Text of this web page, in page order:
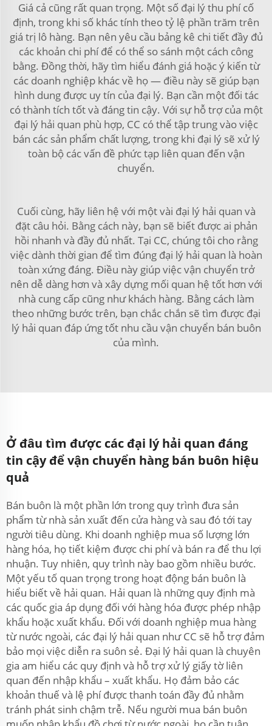
Giá cả cũng rất quan trọng. Một số đại lý thu phí cố
định, trong khi số khác tính theo tỷ lệ phần trăm trên
giá trị lô hàng. Bạn nên yêu cầu bảng kê chi tiết đầy đủ
các khoản chi phí để có thể so sánh một cách công
bằng. Đồng thời, hãy tìm hiểu đánh giá hoặc ý kiến từ
các doanh nghiệp khác về họ — điều này sẽ giúp bạn
hình dung được uy tín của đại lý. Bạn cần một đối tác
có thành tích tốt và đáng tin cậy. Với sự hỗ trợ của một
đại lý hải quan phù hợp, CC có thể tập trung vào việc
bán các sản phẩm chất lượng, trong khi đại lý sẽ xử lý
toàn bộ các vấn đề phức tạp liên quan đến vận
chuyển.
Cuối cùng, hãy liên hệ với một vài đại lý hải quan và
đặt câu hỏi. Bằng cách này, bạn sẽ biết được ai phản
hồi nhanh và đầy đủ nhất. Tại CC, chúng tôi cho rằng
việc dành thời gian để tìm đúng đại lý hải quan là hoàn
toàn xứng đáng. Điều này giúp việc vận chuyển trở
nên dễ dàng hơn và xây dựng mối quan hệ tốt hơn với
nhà cung cấp cũng như khách hàng. Bằng cách làm
theo những bước trên, bạn chắc chắn sẽ tìm được đại
lý hải quan đáp ứng tốt nhu cầu vận chuyển bán buôn
của mình.
Ở đâu tìm được các đại lý hải quan đáng
tin cậy để vận chuyển hàng bán buôn hiệu
quả
Bán buôn là một phần lớn trong quy trình đưa sản
phẩm từ nhà sản xuất đến cửa hàng và sau đó tới tay
người tiêu dùng. Khi doanh nghiệp mua số lượng lớn
hàng hóa, họ tiết kiệm được chi phí và bán ra để thu lợi
nhuận. Tuy nhiên, quy trình này bao gồm nhiều bước.
Một yếu tố quan trọng trong hoạt động bán buôn là
hiểu biết về hải quan. Hải quan là những quy định mà
các quốc gia áp dụng đối với hàng hóa được phép nhập
khẩu hoặc xuất khẩu. Đối với doanh nghiệp mua hàng
từ nước ngoài, các đại lý hải quan như CC sẽ hỗ trợ đảm
bảo mọi việc diễn ra suôn sẻ. Đại lý hải quan là chuyên
gia am hiểu các quy định và hỗ trợ xử lý giấy tờ liên
quan đến nhập khẩu – xuất khẩu. Họ đảm bảo các
khoản thuế và lệ phí được thanh toán đầy đủ nhằm
tránh phát sinh chậm trễ. Nếu người mua bán buôn